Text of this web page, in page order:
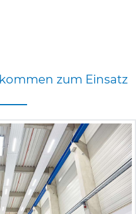
kommen zum Einsatz